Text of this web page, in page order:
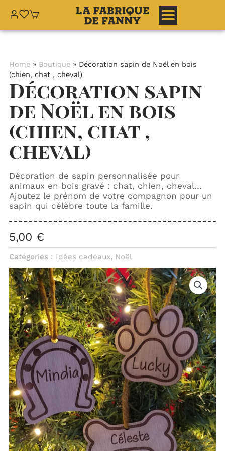
Home» Boutique» Décoration sapin de Noël en bois
(chien, chat , cheval)
Décoration sapin
de Noël en bois
(chien, chat ,
cheval)
Décoration de sapin personnalisée pour
animaux en bois gravé : chat, chien, cheval…
Ajoutez le prénom de votre compagnon pour un
sapin qui célèbre toute la famille.
5,00 €
Catégories : Idées cadeaux, Noël